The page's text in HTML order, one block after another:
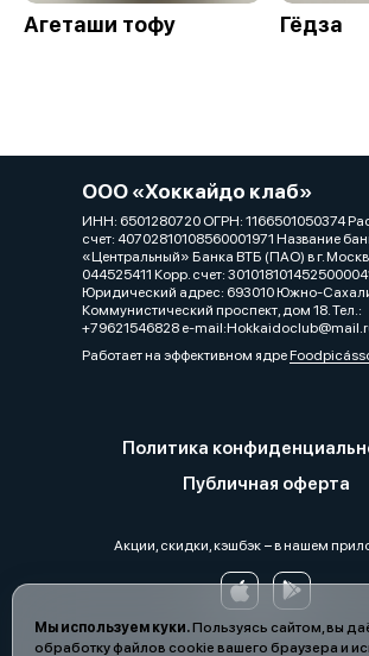
Мы используем куки.Пользуясь сайтом, вы
обработку файлов cookie вашего браузера и
Агеташи тофу Гёдза
ООО «Хоккайдо клаб»
ИНН: 6501280720 ОГРН: 1166501050374
счет: 40702810108560001971 Название
«Центральный» Банка ВТБ (ПАО) в г.
044525411 Корр. счет:
Юридический адрес: 693010 Южно-
Коммунистический проспект, дом 18. Тел.:
+79621546828 e-
Работает на эффективном ядре
Политика
Публичная оферта
Акции, скидки, кэшбэк − в нашем